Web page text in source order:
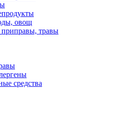
овощ
травы
средства